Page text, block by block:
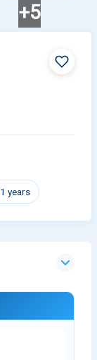
+5
1 years